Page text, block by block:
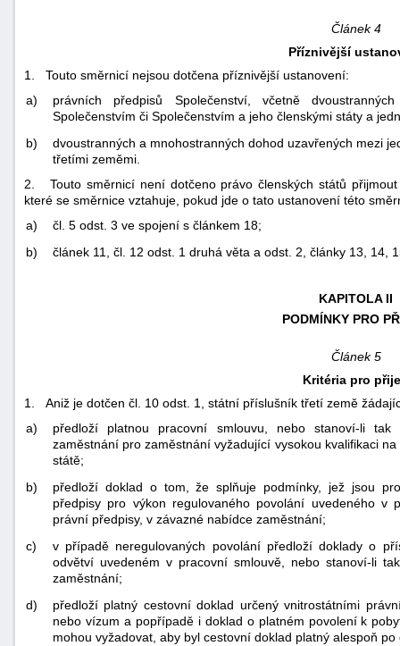
Článek 4
Příznivější
1. Touto směrnicí nejsou dotčena příznivější ustanovení:
a)
právních předpisů Společenství, včetně
Společenstvím či Společenstvím a jeho členskými státy a
b)
dvoustranných a mnohostranných dohod uzavřených mezi
třetími zeměmi.
2. Touto směrnicí není dotčeno právo členských států
které se směrnice vztahuje, pokud jde o tato ustanovení této
a)
čl. 5 odst. 3 ve spojení s článkem 18;
b)
článek 11, čl. 12 odst. 1 druhá věta a odst. 2, články 13, 14,
KAPITOLA II
PODMÍNKY PRO
Článek 5
Kritéria pro
1. Aniž je dotčen čl. 10 odst. 1, státní příslušník třetí země
a)
předloží platnou pracovní smlouvu, nebo stanoví-li tak
zaměstnání pro zaměstnání vyžadující vysokou kvalifikaci
státě;
b)
předloží doklad o tom, že splňuje podmínky, jež jsou
předpisy pro výkon regulovaného povolání uvedeného v
právní předpisy, v závazné nabídce zaměstnání;
c)
v případě neregulovaných povolání předloží doklady o
odvětví uvedeném v pracovní smlouvě, nebo stanoví-li
zaměstnání;
d)
předloží platný cestovní doklad určený vnitrostátními
nebo vízum a popřípadě i doklad o platném povolení k
mohou vyžadovat, aby byl cestovní doklad platný alespoň